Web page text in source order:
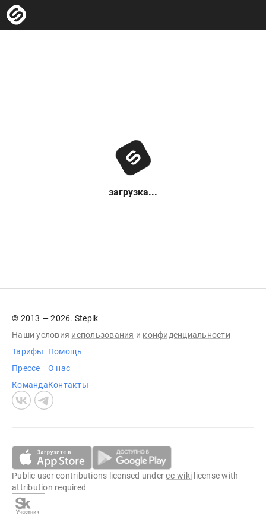
загрузка...
© 2013 — 2026. Stepik
Наши условия использования и конфиденциальности
Тарифы
Прессе
Команда
Помощь
О нас
Контакты
Public user contributions licensed undercc-wiki license with
attribution required